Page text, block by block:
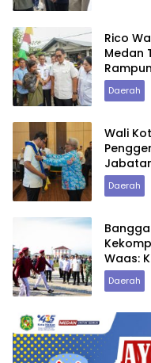
Rico
Medan
Daerah
Wali
Daerah
Waas:
Daerah